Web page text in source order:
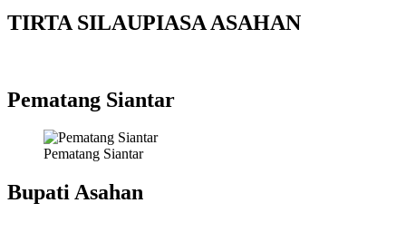
TIRTA SILAUPIASA ASAHAN
Pematang Siantar
Pematang Siantar
Bupati Asahan